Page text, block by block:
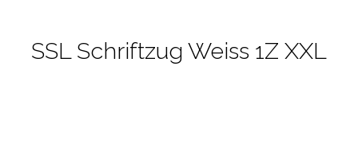
SSL Schriftzug Weiss 1Z XXL